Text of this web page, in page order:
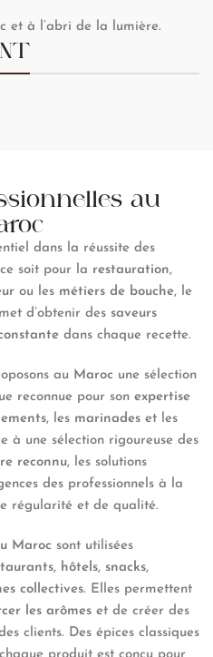
et à l’abri de la lumière.
au
dans la réussite des
soit pour la restauration,
ou les métiers de bouche, le
d’obtenir des saveurs
dans chaque recette.
au Maroc une sélection
reconnue pour son expertise
, les marinades et les
à une sélection rigoureuse des
reconnu, les solutions
des professionnels à la
régularité et de qualité.
Maroc sont utilisées
, hôtels, snacks,
collectives. Elles permettent
les arômes et de créer des
clients. Des épices classiques